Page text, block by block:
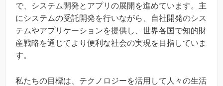
で、システム開発とアプリの展開を進めています。主
にシステムの受託開発を行いながら、自社開発のシス
テムやアプリケーションを提供し、世界各国で知的財
産戦略を通じてより便利な社会の実現を目指していま
す。
私たちの目標は、テクノロジーを活用して人々の生活